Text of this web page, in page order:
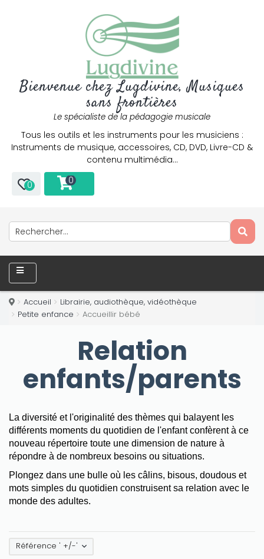
Bienvenue chez Lugdivine, Musiques
sans frontières
Le spécialiste de la pédagogie musicale
Tous les outils et les instruments pour les musiciens :
Instruments de musique, accessoires, CD, DVD, Livre-CD &
contenu multimédia…
0 0
Accueil
Librairie, audiothèque, vidéothèque
Petite enfance
Accueillir bébé
Relation
enfants/parents
La diversité et l'originalité des thèmes qui balayent les
différents moments du quotidien de l'enfant confèrent à ce
nouveau répertoire toute une dimension de nature à
répondre à de nombreux besoins ou situations.
Plongez dans une bulle où les câlins, bisous, doudous et
mots simples du quotidien construisent sa relation avec le
monde des adultes.
Référence ' +/-'